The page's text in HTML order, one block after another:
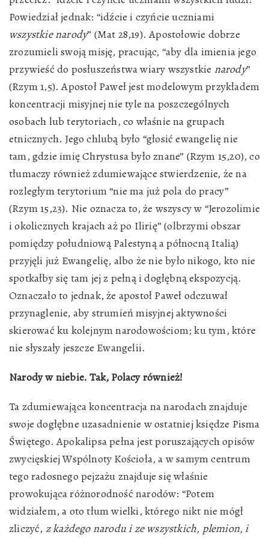
Powiedział jednak: “idźcie i czyńcie uczniami
wszystkie narody” (Mat 28,19). Apostołowie dobrze
zrozumieli swoją misję, pracując, “aby dla imienia jego
przywieść do posłuszeństwa wiary wszystkie narody”
(Rzym 1,5). Apostoł Paweł jest modelowym przykładem
koncentracji misyjnej nie tyle na poszczególnych
osobach lub terytoriach, co właśnie na grupach
etnicznych. Jego chlubą było “głosić ewangelię nie
tam, gdzie imię Chrystusa było znane” (Rzym 15,20), co
tłumaczy również zdumiewające stwierdzenie, że na
rozległym terytorium “nie ma już pola do pracy”
(Rzym 15,23). Nie oznacza to, że wszyscy w “Jerozolimie
i okolicznych krajach aż po Ilirię” (olbrzymi obszar
pomiędzy południową Palestyną a północną Italią)
przyjęli już Ewangelię, albo że nie było nikogo, kto nie
spotkałby się tam jej z pełną i dogłębną ekspozycją.
Oznaczało to jednak, że apostoł Paweł odczuwał
przynaglenie, aby strumień misyjnej aktywności
skierować ku kolejnym narodowościom; ku tym, które
nie słyszały jeszcze Ewangelii.
Narody w niebie. Tak, Polacy również!
Ta zdumiewająca koncentracja na narodach znajduje
swoje dogłębne uzasadnienie w ostatniej księdze Pisma
Świętego. Apokalipsa pełna jest poruszających opisów
zwycięskiej Wspólnoty Kościoła, a w samym centrum
tego radosnego pejzażu znajduje się właśnie
prowokująca różnorodność narodów: “Potem
widziałem, a oto tłum wielki, którego nikt nie mógł
zliczyć, z każdego narodu i ze wszystkich, plemion, i